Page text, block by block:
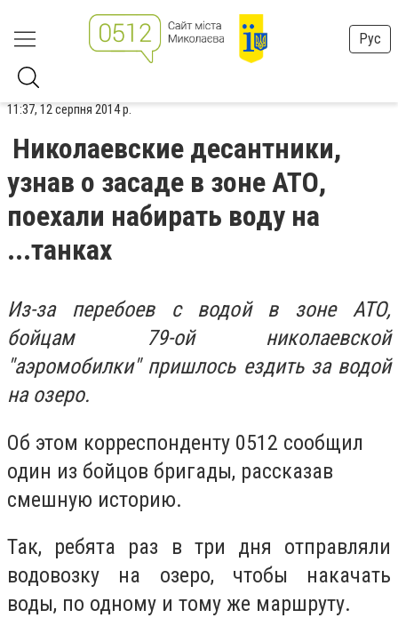
Рус
11:37, 12 серпня 2014 р.
Николаевские десантники,
узнав о засаде в зоне АТО,
поехали набирать воду на
...танках
Из-за перебоев с водой в зоне АТО,
бойцам 79-ой николаевской
"аэромобилки" пришлось ездить за водой
на озеро.
Об этом корреспонденту 0512 сообщил
один из бойцов бригады, рассказав
смешную историю.
Так, ребята раз в три дня отправляли
водовозку на озеро, чтобы накачать
воды, по одному и тому же маршруту.